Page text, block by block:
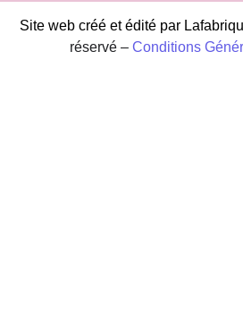
Site web créé et édité par
réservé – Conditions